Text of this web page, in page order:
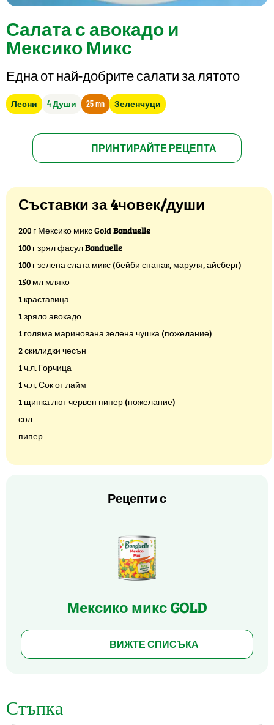
Салата с авокадо и
Мексико Микс
Една от най-добрите салати за лятото
Лесни 4 Души 25 mn Зеленчуци
ПРИНТИРАЙТЕ РЕЦЕПТА
Съставки за 4човек/души
200 г Мексико микс GoldBonduelle
100 г зрял фасулBonduelle
100 г зелена слата микс (бейби спанак, маруля, айсберг)
150 мл мляко
1 краставица
1 зряло авокадо
1 голяма маринована зелена чушка (пожелание)
2 скилидки чесън
1 ч.л. Горчица
1 ч.л. Сок от лайм
1 щипка лют червен пипер (пожелание)
сол
пипер
Рецепти с
Мексико микс GOLD
ВИЖТЕ СПИСЪКА
Стъпка